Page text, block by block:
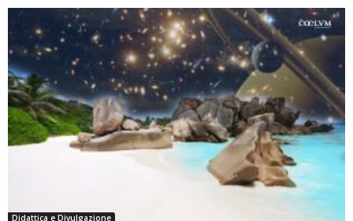
Didattica e Divulgazione